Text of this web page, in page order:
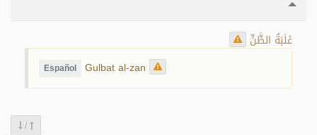
غَلَبَةُ الظَّنِّ
Español Gulbat al-zan
/